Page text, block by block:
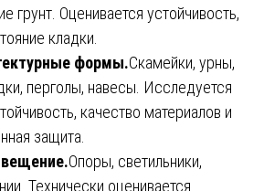
грунт. Оценивается устойчивость,
кладки.
формы.Скамейки, урны,
перголы, навесы. Исследуется
качество материалов и
защита.
Опоры, светильники,
Технически оценивается